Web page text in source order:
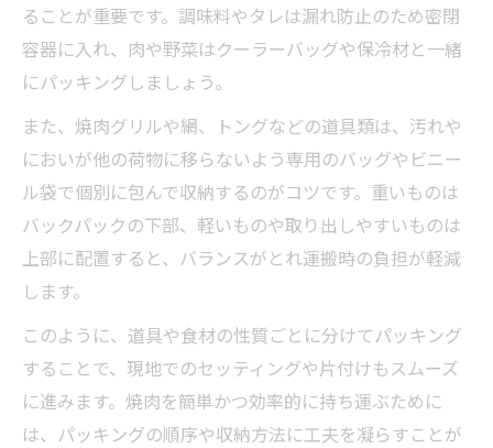
ることが重要です。調味料やタレは漏れ防止のため密閉
容器に入れ、肉や野菜はクーラーバッグや保冷材と一緒
にパッキングしましょう。
また、焼肉グリルや網、トングなどの道具類は、汚れや
においが他の荷物に移らないよう専用のバッグやビニー
ル袋で個別に包んで収納するのがコツです。重いものは
バックパックの下部、軽いものや取り出しやすいものは
上部に配置すると、バランスがとれ運搬時の負担が軽減
します。
このように、道具や食材の性質ごとに分けてパッキング
することで、現地でのセッティングや片付けもスムーズ
に進みます。焼肉を簡単かつ効率的に持ち運ぶために
は、パッキングの順序や収納方法に工夫を凝らすことが